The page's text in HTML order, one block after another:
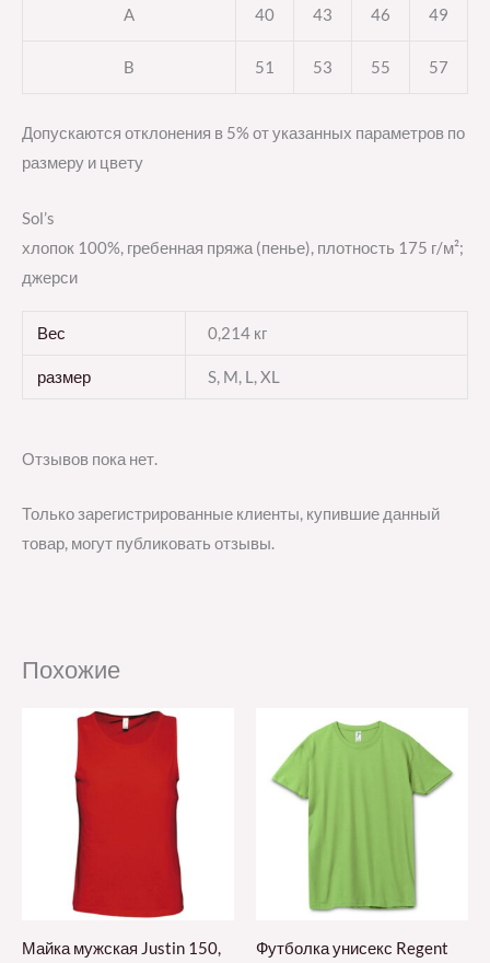
A 40 43 46 49
B 51 53 55 57
Допускаются отклонения в 5% от указанных параметров по
размеру и цвету
Sol’s
хлопок 100%, гребенная пряжа (пенье), плотность 175 г/м²;
джерси
Вес 0,214 кг
размер S, M, L, XL
Отзывов пока нет.
Только зарегистрированные клиенты, купившие данный
товар, могут публиковать отзывы.
Похожие
Майка мужская Justin 150,
Футболка унисекс Regent